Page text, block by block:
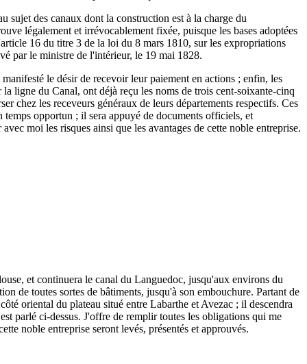
sujet des canaux dont la construction est à la charge du
légalement et irrévocablement fixée, puisque les bases adoptées
16 du titre 3 de la loi du 8 mars 1810, sur les expropriations
par le ministre de l'intérieur, le 19 mai 1828.
le désir de recevoir leur paiement en actions ; enfin, les
ligne du Canal, ont déjà reçu les noms de trois cent-soixante-cinq
chez les receveurs généraux de leurs départements respectifs. Ces
temps opportun ; il sera appuyé de documents officiels, et
moi les risques ainsi que les avantages de cette noble entreprise.
et continuera le canal du Languedoc, jusqu'aux environs du
de toutes sortes de bâtiments, jusqu'à son embouchure. Partant de
oriental du plateau situé entre Labarthe et Avezac ; il descendra
parlé ci-dessus. J'offre de remplir toutes les obligations qui me
noble entreprise seront levés, présentés et approuvés.